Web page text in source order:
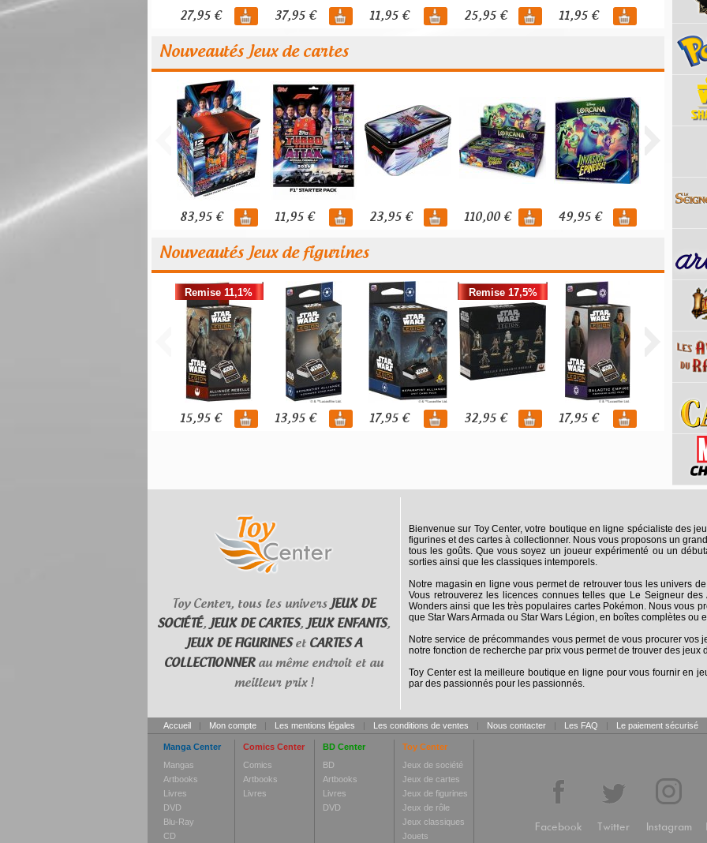
27,95 € 37,95 € 11,95 € 25,95 € 11,95 €
Nouveautés Jeux de cartes
83,95 € 11,95 € 23,95 € 110,00 € 49,95 €
Nouveautés Jeux de figurines
Remise 11,1%
15,95 € 13,95 € 17,95 €
Remise 17,5%
32,95 € 17,95 € 39,95 €
Toy Center, tous les univers JEUX DE
SOCIÉTÉ, JEUX DE CARTES, JEUX ENFANTS,
JEUX DE FIGURINESet CARTES A
COLLECTIONNERau même endroit et au
meilleur prix !
Bienvenue sur Toy Center, votre boutique en ligne spécialiste des
figurines et des cartes à collectionner. Nous vous proposons un
tous les goûts. Que vous soyez un joueur expérimenté ou un
sorties ainsi que les classiques intemporels.
Notre magasin en ligne vous permet de retrouver tous les univers
Vous retrouverez les licences connues telles que Le Seigneur
Wonders ainsi que les très populaires cartes Pokémon. Nous vous
que Star Wars Armada ou Star Wars Légion, en boîtes complètes ou
Notre service de précommandes vous permet de vous procurer vos
notre fonction de recherche par prix vous permet de trouver des jeux
Toy Center est la meilleure boutique en ligne pour vous fournir en
par des passionnés pour les passionnés.
Accueil | Mon compte | Les mentions légales | Les conditions de ventes | Nous contacter | Les FAQ | Le paiement sécurisé
Manga Center
Mangas
Artbooks
Livres
DVD
Blu-Ray
CD
Comics Center
Comics
Artbooks
Livres
BD Center
BD
Artbooks
Livres
DVD
Toy Center
Jeux de société
Jeux de cartes
Jeux de figurines
Jeux de rôle
Jeux classiques
Jouets
Facebook Twitter Instagram